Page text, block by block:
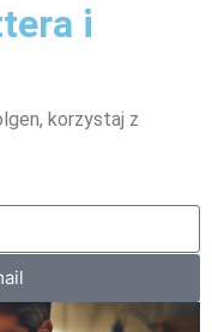
i
korzystaj z